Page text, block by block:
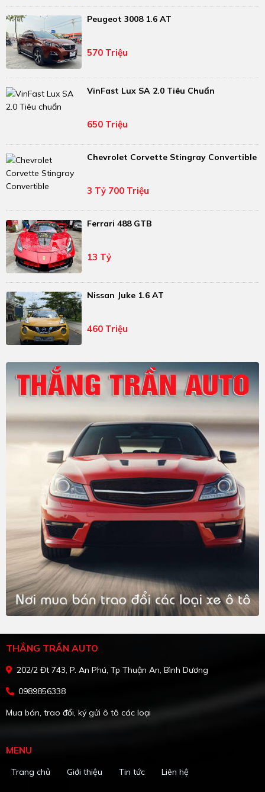
Peugeot 3008 1.6 AT
570 Triệu
VinFast Lux SA 2.0 Tiêu Chuẩn
650 Triệu
Chevrolet Corvette Stingray Convertible
3 Tỷ 700 Triệu
Ferrari 488 GTB
13 Tỷ
Nissan Juke 1.6 AT
460 Triệu
THẮNG TRẦN AUTO
202/2 Đt 743, P. An Phú, Tp Thuận An, Bình Dương
0989856338
Mua bán, trao đổi, ký gửi ô tô các loại
MENU
Trang chủ Giới thiệu Tin tức Liên hệ